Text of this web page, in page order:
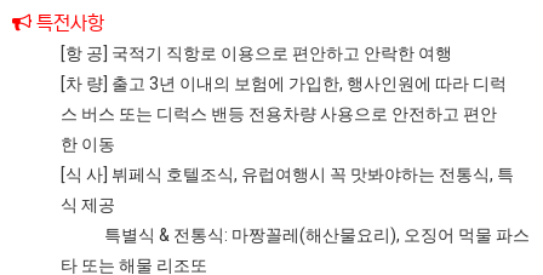
특전사항
[항 공] 국적기 직항로 이용으로 편안하고 안락한 여행
[차 량] 출고 3년 이내의 보험에 가입한, 행사인원에 따라 디럭
스 버스 또는 디럭스 밴등 전용차량 사용으로 안전하고 편안
한 이동
[식 사] 뷔페식 호텔조식, 유럽여행시 꼭 맛봐야하는 전통식, 특
식 제공
특별식 & 전통식: 마짱꼴레(해산물요리), 오징어 먹물 파스
타 또는 해물 리조또